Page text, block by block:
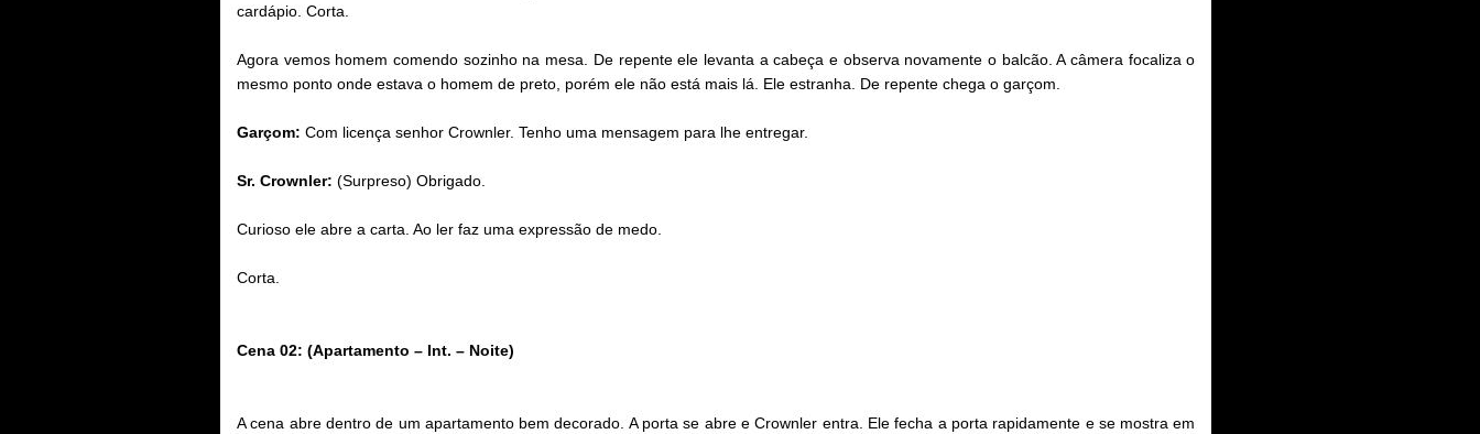
cardápio. Corta.
Agora vemos homem comendo sozinho na mesa. De repente ele levanta a cabeça e observa novamente o balcão. A câmera focaliza o
mesmo ponto onde estava o homem de preto, porém ele não está mais lá. Ele estranha. De repente chega o garçom.
Garçom: Com licença senhor Crownler. Tenho uma mensagem para lhe entregar.
Sr. Crownler: (Surpreso) Obrigado.
Curioso ele abre a carta. Ao ler faz uma expressão de medo.
Corta.
Cena 02: (Apartamento – Int. – Noite)
A cena abre dentro de um apartamento bem decorado. A porta se abre e Crownler entra. Ele fecha a porta rapidamente e se mostra em